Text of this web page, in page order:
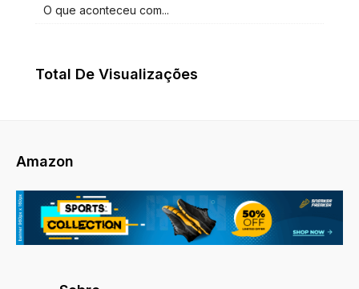
O que aconteceu com...
Total De Visualizações
Amazon